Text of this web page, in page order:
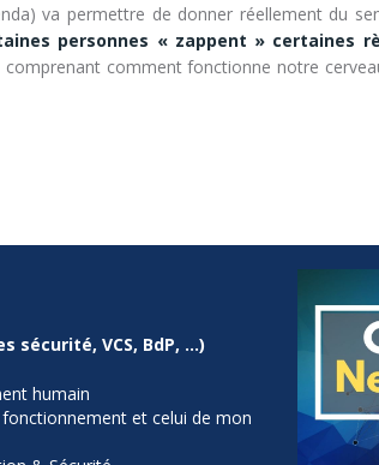
va permettre de donner réellement du
personnes « zappent » certaines
comment fonctionne notre
sécurité, VCS, BdP, …)
humain
et celui de mon